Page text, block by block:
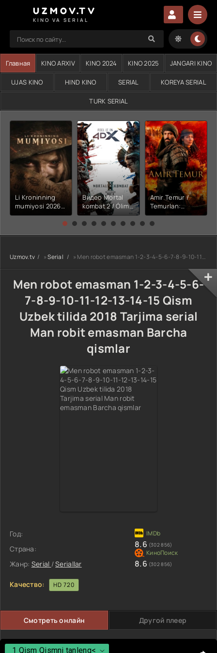
UZMOV.TV
KINO VA SERIAL
Главная KINO ARXIV KINO 2024 KINO 2025 JANGARI KINO
UJAS KINO HIND KINO SERIAL KOREYA SERIAL
TURK SERIAL
Li Kroninning
mumiyosi 2026
(uzbek tilida
kino) tarjima HD
Видео Mortal
kombat 2 / Ólim
jangi 2 (2026)
Uzbek tilida
Amir Temur /
Temurlan:
Fathchining
yuksalishi
tarjima kino Full
HD tas-ix
Uzmov.tv »Serial » Men robot emasman 1-2-3-4-5-6-7-8-9-10-11-12-13-14-15 Qism Uzbek tilida 2018 Tarjima serial Man robit emasman Barcha qismlar
Men robot emasman 1-2-3-4-5-6-
7-8-9-10-11-12-13-14-15 Qism
Uzbek tilida 2018 Tarjima serial
Man robit emasman Barcha
qismlar
Год:
Страна:
Жанр: Serial /Seriallar
8.6 (302 856)
8.6 (302 856)
Качество: HD 720
Смотреть онлайн Другой плеер
1 Qism Qismni tanleng<